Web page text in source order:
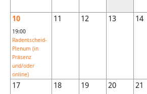
10
19:00
Radentscheid-
Plenum (in
Präsenz
und/oder
online)
11 12 13 14
17 18 19 20 21